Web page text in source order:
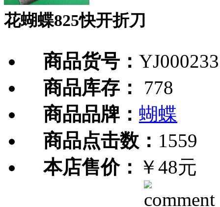
花蝴蝶825快开折刀
商品货号： YJ000233
商品库存：
778
商品品牌： 蝴蝶
商品点击数： 1559
本店售价： ￥48元